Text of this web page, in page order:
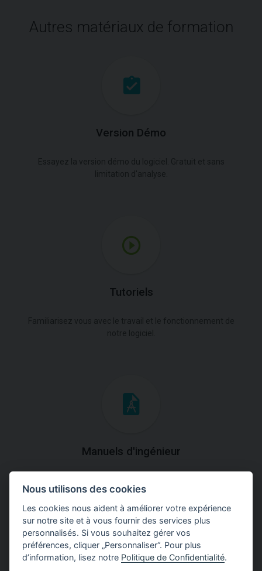
Autres matériaux de formation
Version Démo
Tutoriels
Manuels d'ingénieur
théoriques et pratiques du fonctionnement des
programmes.
Nous utilisons des cookies
Les cookies nous aident à améliorer votre expérience
sur notre site et à vous fournir des services plus
personnalisés. Si vous souhaitez gérer vos
préférences, cliquer „Personnaliser“. Pour plus
d’information, lisez notre Politique de Confidentialité.